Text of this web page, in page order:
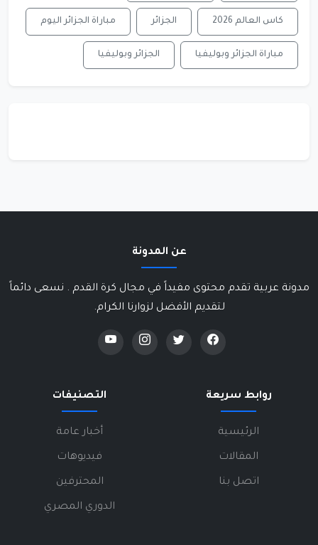
كاس العالم 2026 الجزائر مباراة الجزائر اليوم
مباراة الجزائر وبوليفيا الجزائر وبوليفيا
عن المدونة
مدونة عربية تقدم محتوى مفيداً في مجال كرة القدم . نسعى دائماً
لتقديم الأفضل لزوارنا الكرام.
روابط سريعة
الرئيسية
المقالات
اتصل بنا
التصنيفات
أخبار عامة
فيديوهات
المحترفين
الدوري المصري